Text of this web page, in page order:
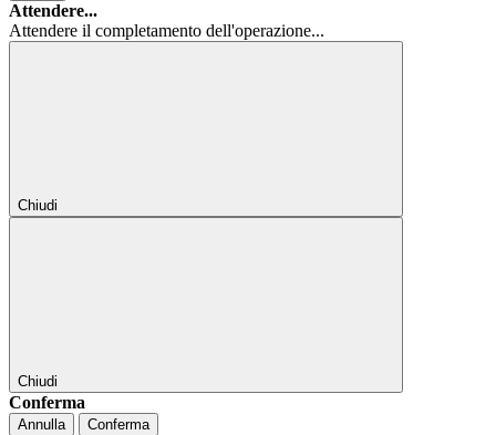
Attendere...
Attendere il completamento dell'operazione...
Chiudi
Chiudi
Conferma
Annulla Conferma